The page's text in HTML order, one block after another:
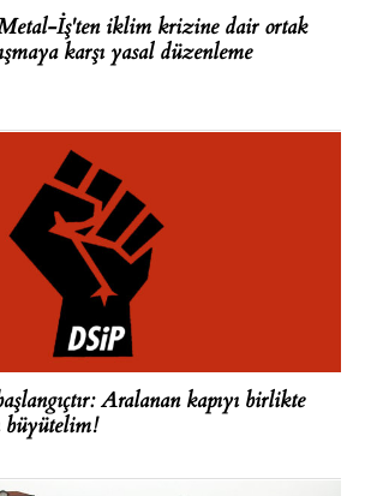
İş'ten iklim krizine dair ortak
karşı yasal düzenleme
Aralanan kapıyı birlikte
büyütelim!